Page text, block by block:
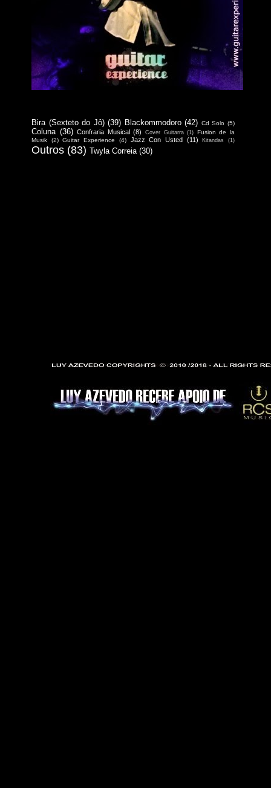
Bira (Sexteto do Jô) (39) Blackommodoro (42) Cd Solo (5)
Coluna (36) Confraria Musical (8) Cover Guitarra (1) Fusion de la
Musik
(2) Guitar Experience (4) Jazz Con Usted (11) Kitandas (1)
Outros (83) Twyla Correia (30)